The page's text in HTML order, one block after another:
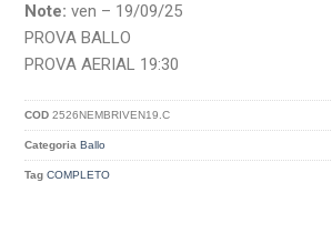
Note: ven – 19/09/25
PROVA BALLO
PROVA AERIAL 19:30
COD2526NEMBRIVEN19.C
Categoria Ballo
Tag COMPLETO